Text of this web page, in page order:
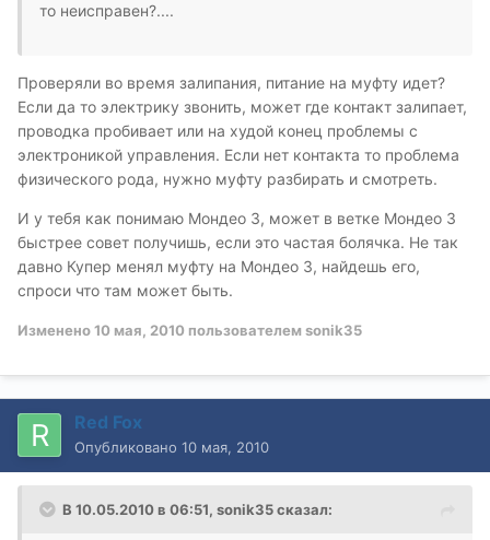
то неисправен?....
Проверяли во время залипания, питание на муфту идет?
Если да то электрику звонить, может где контакт залипает,
проводка пробивает или на худой конец проблемы с
электроникой управления. Если нет контакта то проблема
физического рода, нужно муфту разбирать и смотреть.
И у тебя как понимаю Мондео 3, может в ветке Мондео 3
быстрее совет получишь, если это частая болячка. Не так
давно Купер менял муфту на Мондео 3, найдешь его,
спроси что там может быть.
Изменено10 мая, 2010 пользователем sonik35
Red Fox
Опубликовано 10 мая, 2010
В 10.05.2010 в 06:51, sonik35 сказал: